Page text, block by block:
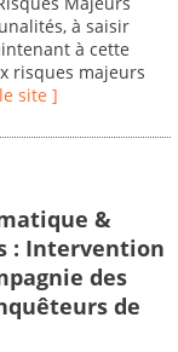
à saisir
à cette
risques majeurs
site ]
&
: Intervention
des
de